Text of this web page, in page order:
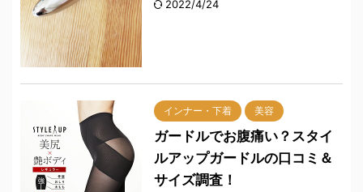
2022/4/24
インナー・下着 美容
ガードルでお腹痛い？スタイ
ルアップガードルの口コミ＆
サイズ調査！